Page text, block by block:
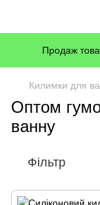
Продаж
Килимки для
Оптом
ванну
Фільтр